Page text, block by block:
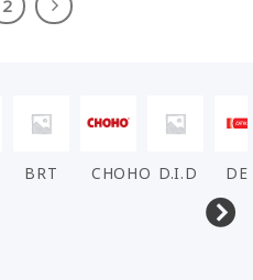
2
BRT CHOHO D.I.D